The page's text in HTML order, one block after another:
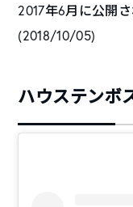
2017年6月に公開
(2018/10/05)
ハウステンボ